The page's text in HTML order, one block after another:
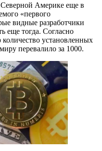
Америке еще в
«первого
видные разработчики
еще тогда. Согласно
установленных
перевалило за 1000.